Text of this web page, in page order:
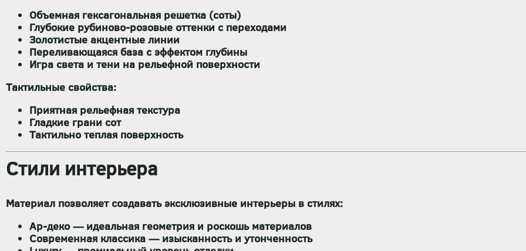
Объемная гексагональная решетка (соты)
Глубокие рубиново-розовые оттенки с переходами
Золотистые акцентные линии
Переливающаяся база с эффектом глубины
Игра света и тени на рельефной поверхности
Тактильные свойства:
Приятная рельефная текстура
Гладкие грани сот
Тактильно теплая поверхность
Стили интерьера
Материал позволяет создавать эксклюзивные интерьеры в стилях:
Ар-деко— идеальная геометрия и роскошь материалов
Современная классика — изысканность и утонченность